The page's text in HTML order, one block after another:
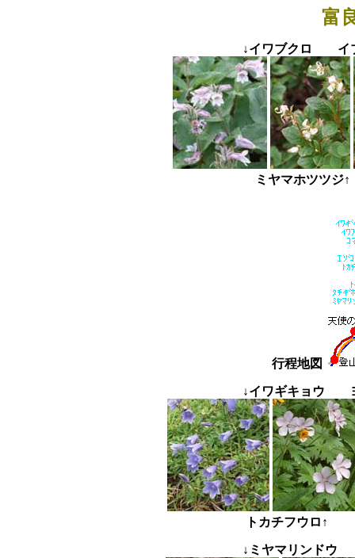
富
↓イワブクロ
ミヤマホツ
行程地図
↓イワギキョウ
トカチフウロ
↓ミヤマリンド